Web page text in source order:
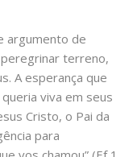
argumento de
terreno,
A esperança que
viva em seus
Cristo, o Pai da
para